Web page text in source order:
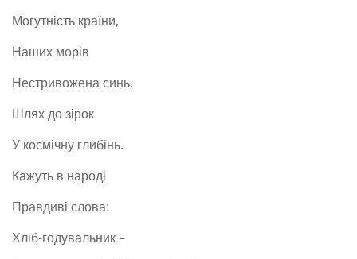
Могутність країни,
Наших морів
Нестривожена синь,
Шлях до зірок
У космічну глибінь.
Кажуть в народі
Правдиві слова:
Хліб-годувальник –